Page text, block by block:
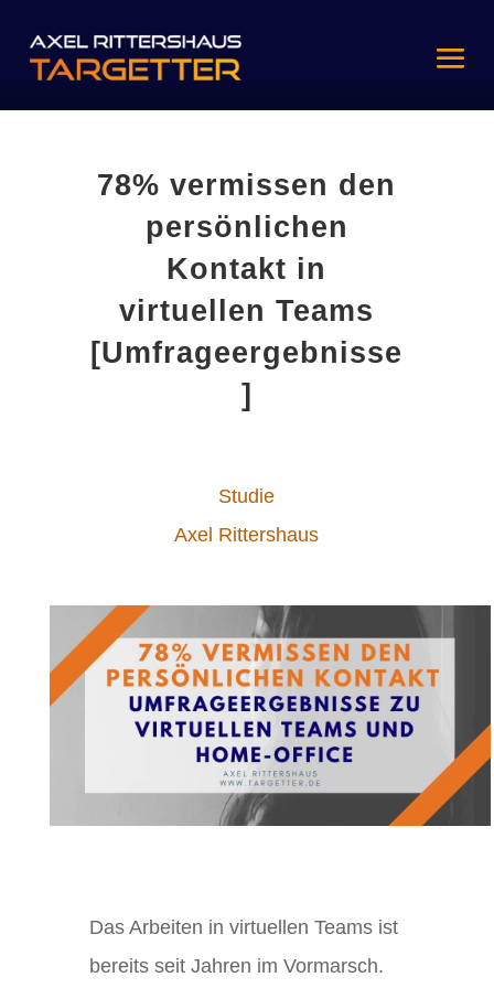
78% vermissen den
persönlichen
Kontakt in
virtuellen Teams
[Umfrageergebnisse
]
Studie
Axel Rittershaus
Das Arbeiten in virtuellen Teams ist
bereits seit Jahren im Vormarsch.